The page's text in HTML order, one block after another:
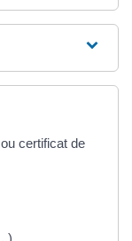
certificat de